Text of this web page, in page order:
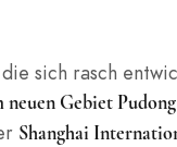
sich rasch
Gebiet Pudong
Shanghai